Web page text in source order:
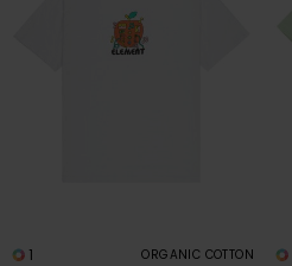
1 ORGANIC COTTON